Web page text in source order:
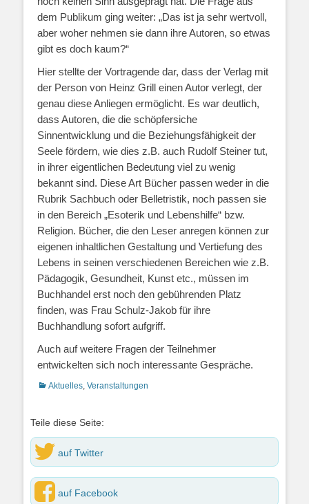
dem Publikum ging weiter: „Das ist ja sehr wertvoll,
aber woher nehmen sie dann ihre Autoren, so etwas
gibt es doch kaum?“
Hier stellte der Vortragende dar, dass der Verlag mit
der Person von Heinz Grill einen Autor verlegt, der
genau diese Anliegen ermöglicht. Es war deutlich,
dass Autoren, die die schöpfersiche
Sinnentwicklung und die Beziehungsfähigkeit der
Seele fördern, wie dies z.B. auch Rudolf Steiner tut,
in ihrer eigentlichen Bedeutung viel zu wenig
bekannt sind. Diese Art Bücher passen weder in die
Rubrik Sachbuch oder Belletristik, noch passen sie
in den Bereich „Esoterik und Lebenshilfe“ bzw.
Religion. Bücher, die den Leser anregen können zur
eigenen inhaltlichen Gestaltung und Vertiefung des
Lebens in seinen verschiedenen Bereichen wie z.B.
Pädagogik, Gesundheit, Kunst etc., müssen im
Buchhandel erst noch den gebührenden Platz
finden, was Frau Schulz-Jakob für ihre
Buchhandlung sofort aufgriff.
Auch auf weitere Fragen der Teilnehmer
entwickelten sich noch interessante Gespräche.
Kategorien
Aktuelles, Veranstaltungen
Teile diese Seite:
auf Twitter
auf Facebook